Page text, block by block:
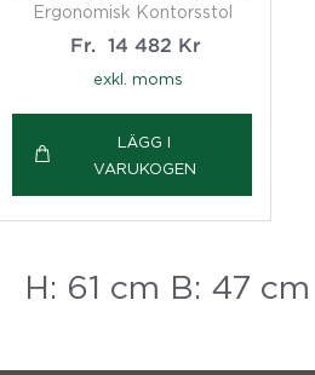
Ergonomisk Kontorsstol
Fr.
14 482 Kr
exkl. moms
LÄGG I
VARUKOGEN
H: 61 cm B: 47 cm